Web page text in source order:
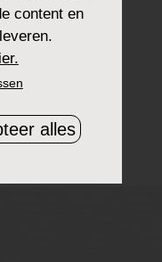
content en
alles